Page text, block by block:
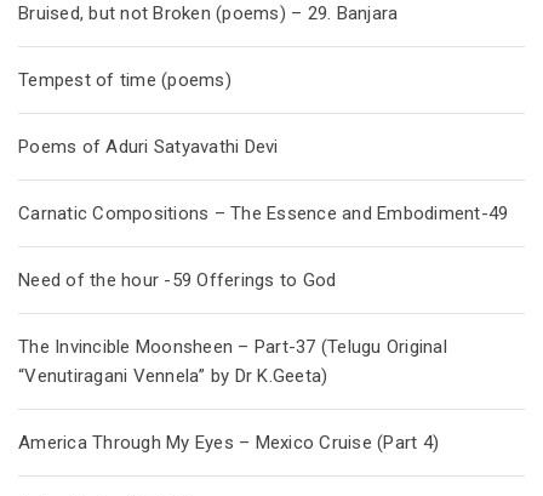
Bruised, but not Broken (poems) – 29. Banjara
Tempest of time (poems)
Poems of Aduri Satyavathi Devi
Carnatic Compositions – The Essence and Embodiment-49
Need of the hour -59 Offerings to God
The Invincible Moonsheen – Part-37 (Telugu Original
“Venutiragani Vennela” by Dr K.Geeta)
America Through My Eyes – Mexico Cruise (Part 4)